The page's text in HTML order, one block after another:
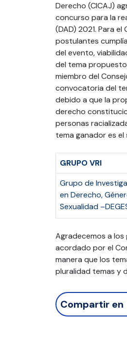
Derecho (CICAJ)
concurso para la
(DAD) 2021. Para
postulantes
del evento,
del tema
miembro del
convocatoria del
debido a que la
derecho
personas
tema ganador es el
GRUPO VRI
Grupo de
en Derecho,
Sexualidad
Agradecemos a
acordado por el
manera que los
pluralidad temas y
Compartir en